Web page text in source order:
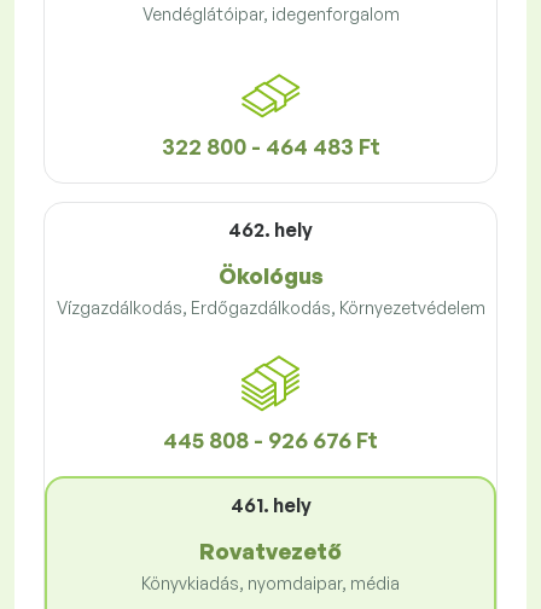
Vendéglátóipar, idegenforgalom
322 800 - 464 483 Ft
462. hely
Ökológus
Vízgazdálkodás, Erdőgazdálkodás, Környezetvédelem
445 808 - 926 676 Ft
461. hely
Rovatvezető
Könyvkiadás, nyomdaipar, média